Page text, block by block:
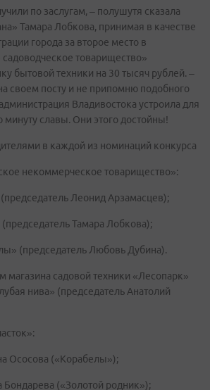
по заслугам, – полушутя сказала
Тамара Лобкова, принимая в качестве
города за второе место в
товарищество»
бытовой техники на 30 тысяч рублей. –
своем посту и не припомню подобного
Владивостока устроила для
славы. Они этого достойны!
в каждой из номинаций конкурса
некоммерческое товарищество»:
Леонид Арзамасцев);
Тамара Лобкова);
(председатель Любовь Дубина).
магазина садовой техники «Лесопарк»
нива» (председатель Анатолий
Ососова («Корабелы»);
(«Золотой родник»);